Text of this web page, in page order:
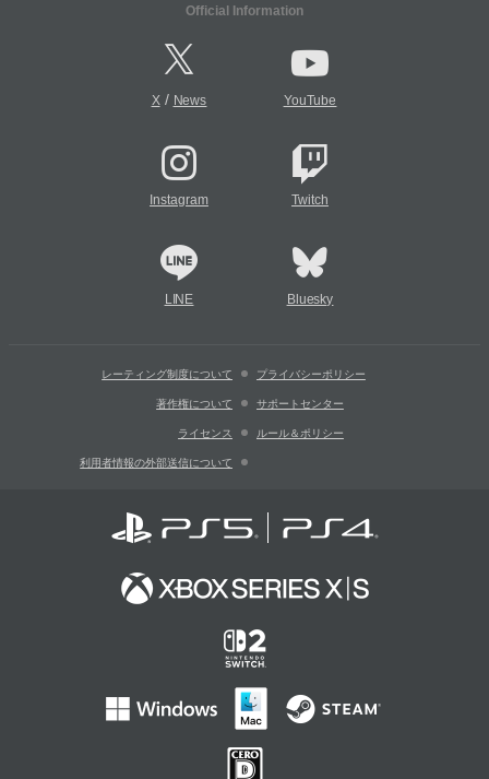
Official Information
X/ News YouTube
Instagram Twitch
LINE Bluesky
レーティング制度について プライバシーポリシー
著作権について サポートセンター
ライセンス ルール＆ポリシー
利用者情報の外部送信について